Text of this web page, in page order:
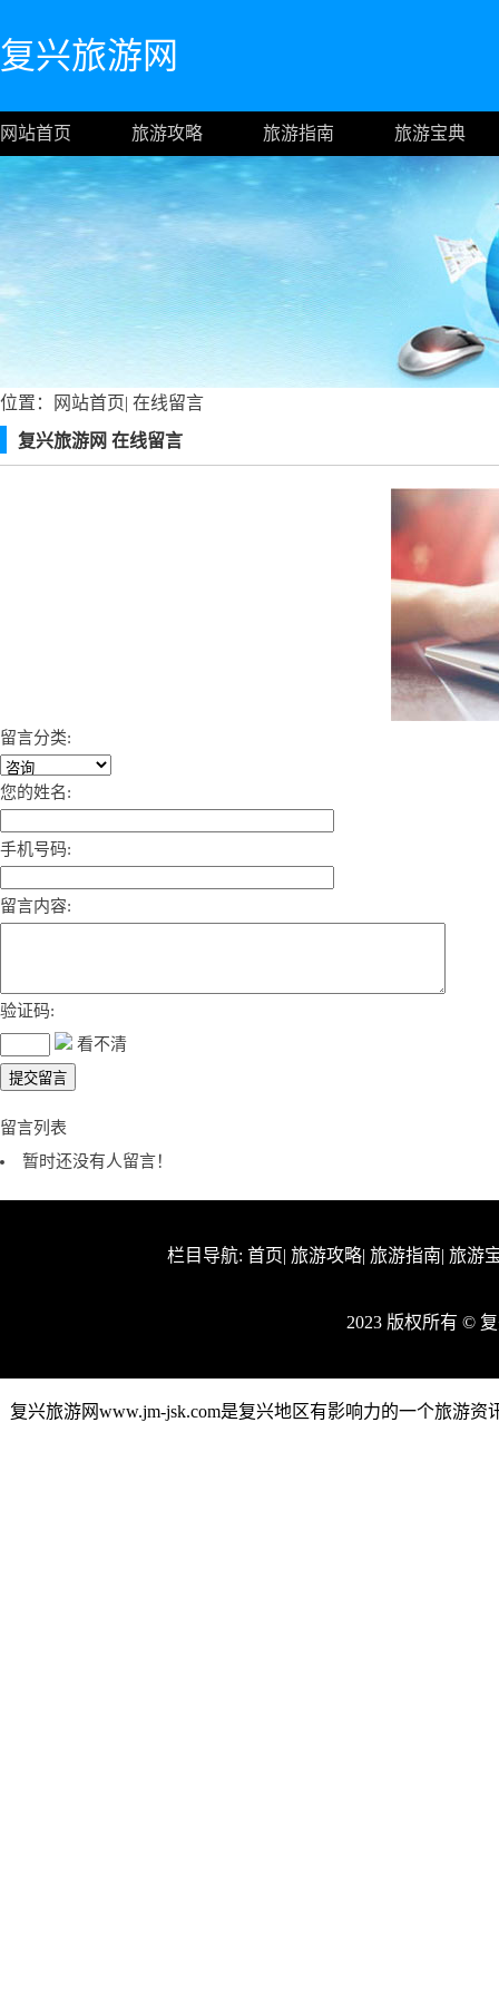
复兴旅游网
网站首页 旅游攻略 旅游指南 旅游宝典
位置： 网站首页| 在线留言
复兴旅游网 在线留言
留言分类:
您的姓名:
手机号码:
留言内容:
验证码:
看不清
留言列表
暂时还没有人留言！
栏目导航: 首页| 旅游攻略| 旅游指南| 旅游
2023 版权所有 ©
复兴旅游网www.jm-jsk.com是复兴地区有影响力的一个旅游